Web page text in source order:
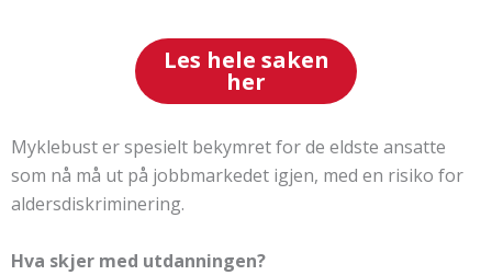
Les hele saken
her
Myklebust er spesielt bekymret for de eldste ansatte
som nå må ut på jobbmarkedet igjen, med en risiko for
aldersdiskriminering.
Hva skjer med utdanningen?